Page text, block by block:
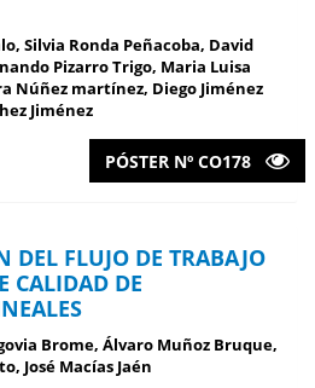
Silvia Ronda Peñacoba, David
Pizarro Trigo, Maria Luisa
Núñez martínez, Diego Jiménez
Jiménez
PÓSTER Nº CO178
DEL FLUJO DE TRABAJO
CALIDAD DE
Brome, Álvaro Muñoz Bruque,
José Macías Jaén